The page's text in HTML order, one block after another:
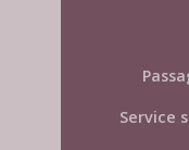
Service